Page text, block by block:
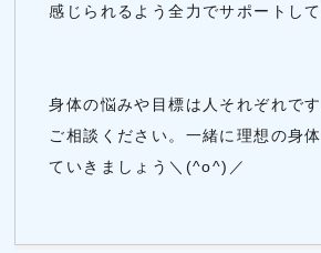
感じられるよう全力でサポートして
身体の悩みや目標は人それぞれで
ご相談ください。一緒に理想の身
ていきましょう＼(^o^)／